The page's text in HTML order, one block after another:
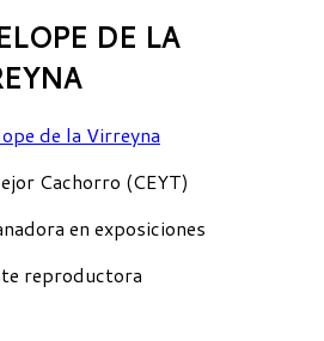
DE LA
Cachorro (CEYT)
en exposiciones
reproductora